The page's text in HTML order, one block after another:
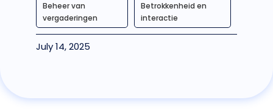
Beheer van
vergaderingen
Betrokkenheid en
interactie
July 14, 2025